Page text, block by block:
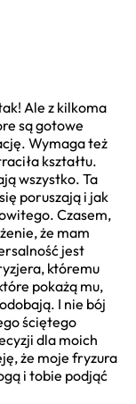
Ale z kilkoma
są gotowe
Wymaga też
kształtu.
wszystko. Ta
poruszają i jak
Czasem,
że mam
jest
któremu
pokażą mu,
I nie bój
ściętego
dla moich
że moje fryzura
i tobie podjąć